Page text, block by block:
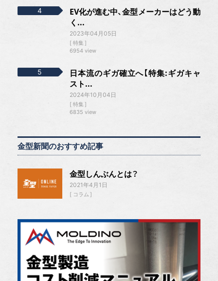
EV化が進む中、金型メーカーはどう動
く...
2023年04月05日
特集
6954 view
日本流のギガ確立へ【特集:ギガキャ
スト...
2024年10月04日
特集
6835 view
金型新聞のおすすめ記事
金型しんぶんとは？
2021年4月1日
コラム